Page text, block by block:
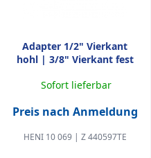
Adapter 1/2" Vierkant
hohl | 3/8" Vierkant fest
Sofort lieferbar
Preis nach Anmeldung
HENI 10 069 | Z 440597TE